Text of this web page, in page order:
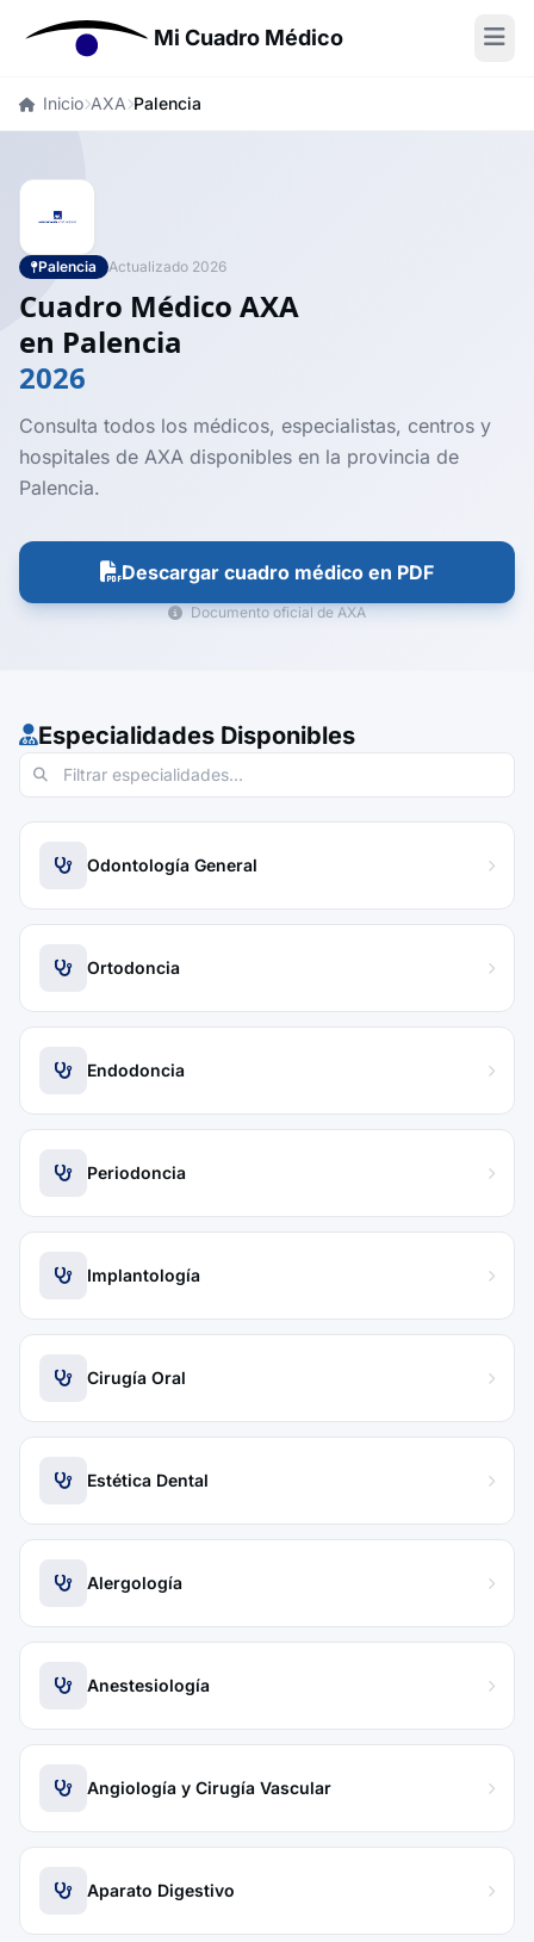
Mi Cuadro Médico
Inicio AXA Palencia
Palencia Actualizado 2026
Cuadro Médico AXA
en Palencia
2026
Consulta todos los médicos, especialistas, centros y
hospitales de AXA disponibles en la provincia de
Palencia.
Descargar cuadro médico en PDF
Documento oficial de AXA
Especialidades Disponibles
Odontología General
Ortodoncia
Endodoncia
Periodoncia
Implantología
Cirugía Oral
Estética Dental
Alergología
Anestesiología
Angiología y Cirugía Vascular
Aparato Digestivo